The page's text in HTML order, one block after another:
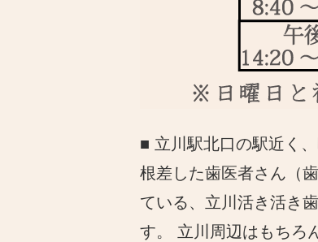
■ 立川駅北口の駅近く
根差した歯医者さん（
ている、立川活き活き
す。 立川周辺はもちろ